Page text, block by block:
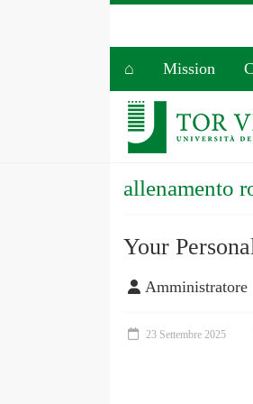
⌂ Mission
allenamento
Your
Amministratore
23 Settembre 2025